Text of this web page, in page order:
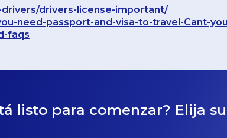
drivers-license-important/
need-passport-and-visa-to-travel-Cant-
faqs
listo para comenzar? Elija